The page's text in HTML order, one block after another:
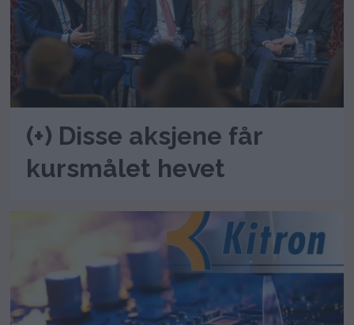
(+) Disse aksjene får
kursmålet hevet